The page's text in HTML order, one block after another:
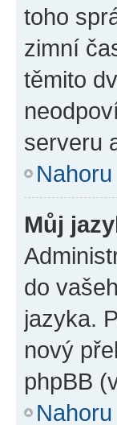
toho
zimní
těmito
serveru
Nahoru
Můj
do
jazyka.
nový
phpBB
Nahoru